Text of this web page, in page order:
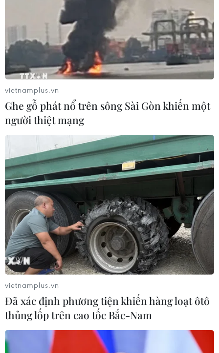
TIN CÙNG CHUYÊN MỤC
Grab bị phạt 1,36 tỷ đồng do vi phạm
quy định bảo vệ quyền lợi người tiêu
dùng
08/08/2026 04:15
Naver và NVIDIA tăng tốc xây dựng
“Nhà máy AI,” hướng tới doanh thu
từ năm 2027
07/08/2026 13:01
Sân chơi học đường giúp học sinh
rèn kỹ năng sống qua từng bước
nhảy
07/08/2026 11:38
vietnamplus.vn
Ghe gỗ phát nổ trên sông Sài Gòn khiến một
người thiệt mạng
vietnamplus.vn
Đã xác định phương tiện khiến hàng loạt ôtô
thủng lốp trên cao tốc Bắc-Nam